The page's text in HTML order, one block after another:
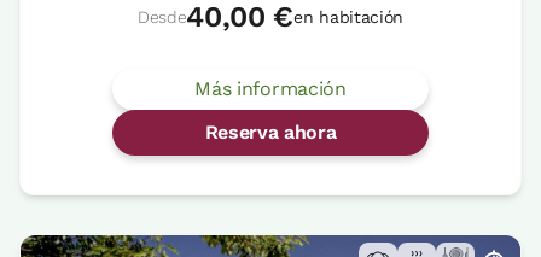
Desde40,00 €en habitación
Más información
Reserva ahora